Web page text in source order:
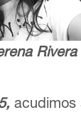
Rivera
acudimos